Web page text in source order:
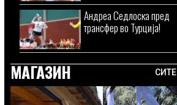
Андреа Седлоска пред
трансфер во Турција!
МАГАЗИН СИТЕ